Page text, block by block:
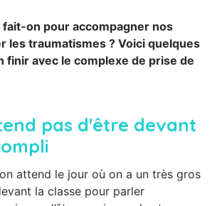
on pour accompagner nos
les traumatismes ? Voici quelques
finir avec le complexe de prise de
pas d'être devant
attend le jour où on a un très gros
la classe pour parler